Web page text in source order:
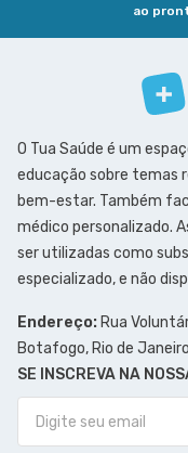
ao
O Tua Saúde é um
educação sobre temas
bem-estar. Também
médico personalizado.
ser utilizadas como
especializado, e não
Endereço: Rua
Botafogo, Rio de
SE INSCREVA NA